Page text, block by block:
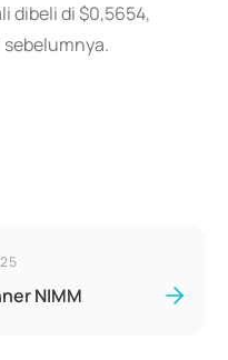
dibeli di $0,5654,
NIMM